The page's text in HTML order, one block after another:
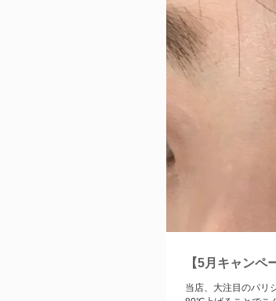
【5月キャンペ
当店、大注目のパリジェンヌラッシュリフト😍 下向き